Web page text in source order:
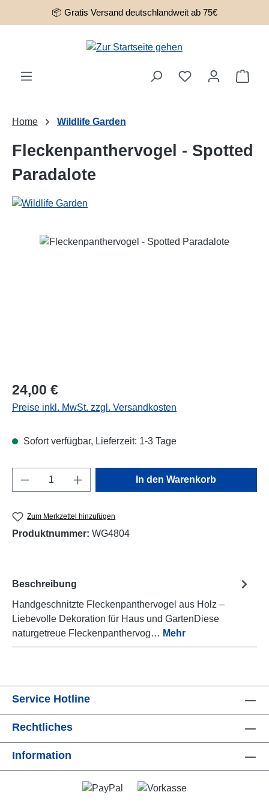
Zum Hauptinhalt springen
📦 Gratis Versand deutschlandweit ab 75€
Home Wildlife Garden
Fleckenpanthervogel - Spotted
Paradalote
Bildergalerie überspringen
Regulärer Preis:
24,00 €
Preise inkl. MwSt. zzgl. Versandkosten
Sofort verfügbar, Lieferzeit: 1-3 Tage
Produkt Anzahl: Gib den gewünschten
In den Warenkorb
Zum Merkzettel hinzufügen
Produktnummer: WG4804
Beschreibung
Handgeschnitzte Fleckenpanthervogel aus Holz –
Liebevolle Dekoration für Haus und GartenDiese
naturgetreue Fleckenpanthervog… Mehr
Service Hotline
Rechtliches
Information